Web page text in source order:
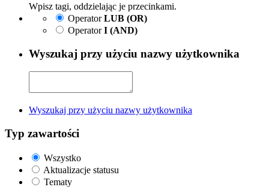
Wpisz tagi, oddzielając je przecinkami.
OperatorLUB (OR)
OperatorI (AND)
Wyszukaj przy użyciu nazwy użytkownika
Wyszukaj przy użyciu nazwy użytkownika
Typ zawartości
Wszystko
Aktualizacje statusu
Tematy